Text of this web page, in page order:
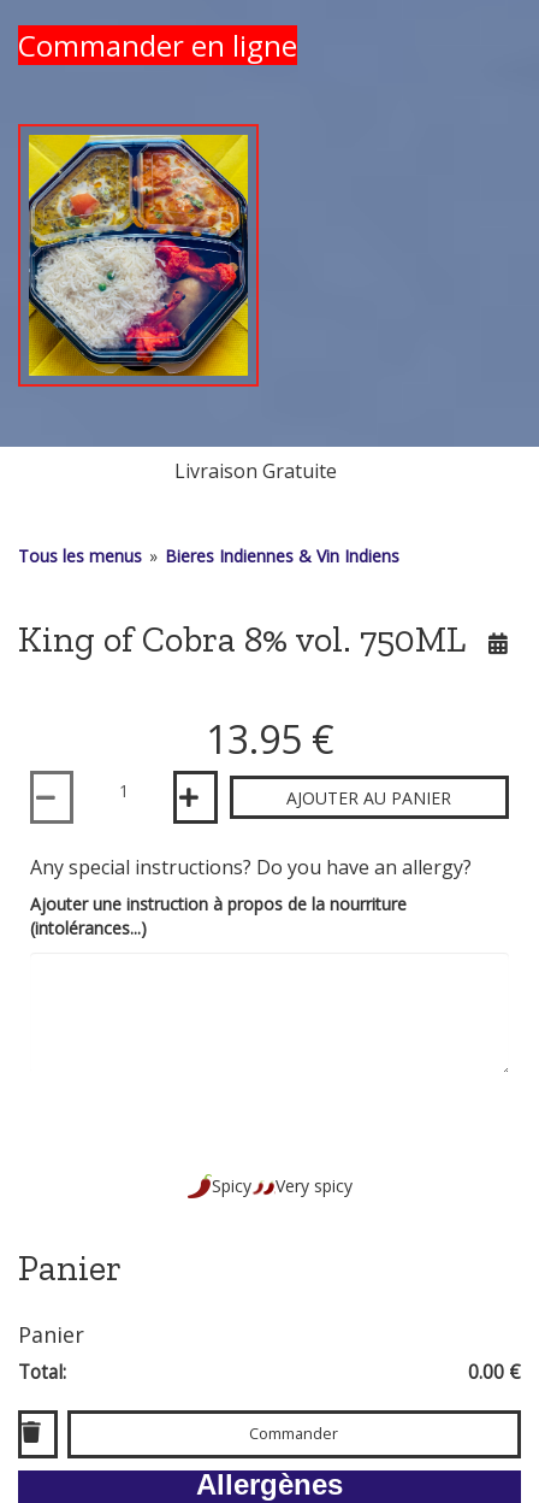
Commander en ligne
Livraison Gratuite
Tous les menus » Bieres Indiennes & Vin Indiens
King of Cobra 8% vol. 750ML
13.95 €
Quantité
AJOUTER AU PANIER
Any special instructions? Do you have an allergy?
Ajouter une instruction à propos de la nourriture
(intolérances...)
Spicy Very spicy
Panier
Panier
Total: 0.00 €
Commander
Allergènes